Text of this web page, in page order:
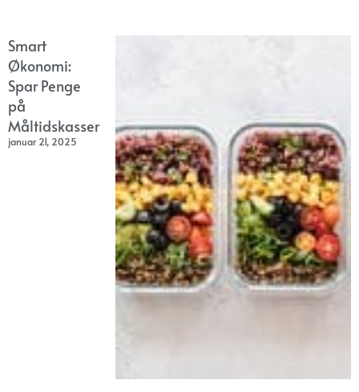
Smart
Økonomi:
Spar Penge
på
Måltidskasser
januar 21, 2025